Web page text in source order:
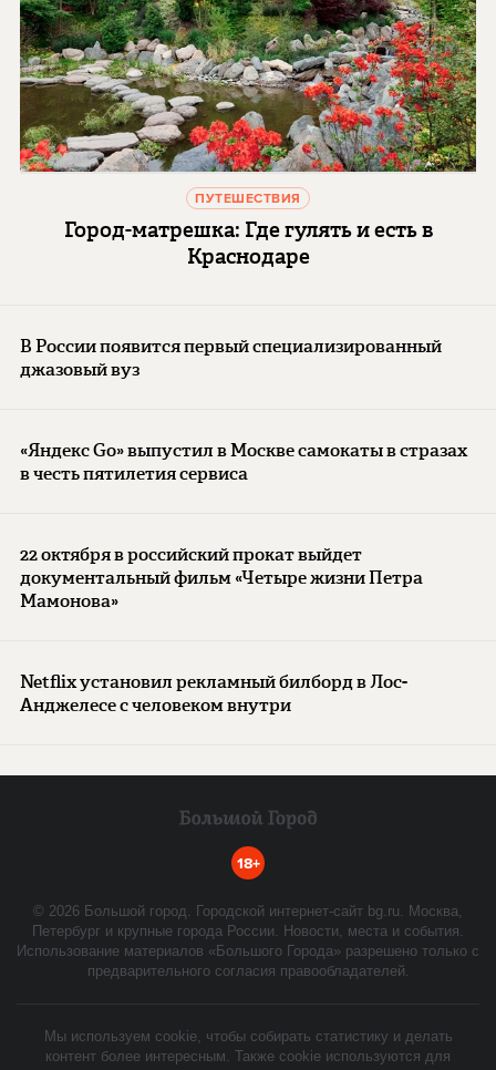
ПУТЕШЕСТВИЯ
Город-матрешка: Где гулять и есть в
Краснодаре
В России появится первый специализированный
джазовый вуз
«Яндекс Go» выпустил в Москве самокаты в стразах
в честь пятилетия сервиса
22 октября в российский прокат выйдет
документальный фильм «Четыре жизни Петра
Мамонова»
Netflix установил рекламный билборд в Лос-
Анджелесе с человеком внутри
18+
© 2026 Большой город. Городской интернет-сайт bg.ru. Москва,
Петербург и крупные города России. Новости, места и события.
Использование материалов «Большого Города» разрешено только с
предварительного согласия правообладателей.
Мы используем cookie, чтобы собирать статистику и делать
контент более интересным. Также cookie используются для